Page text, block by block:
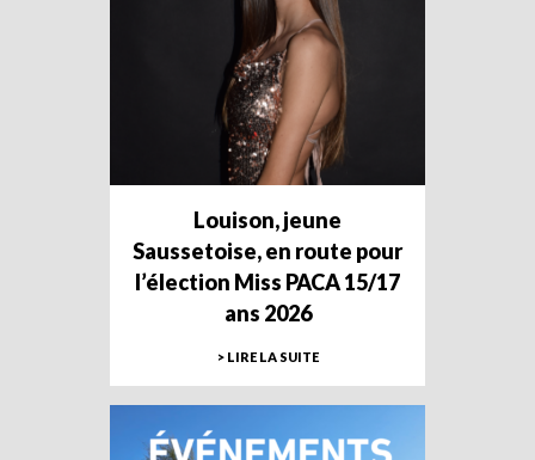
Louison, jeune
Saussetoise, en route pour
l’élection Miss PACA 15/17
ans 2026
> LIRE LA SUITE